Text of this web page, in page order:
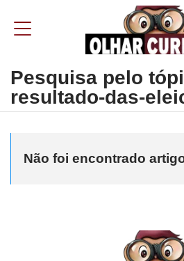
Pesquisa pelo
resultado-das-
Não foi encontrado